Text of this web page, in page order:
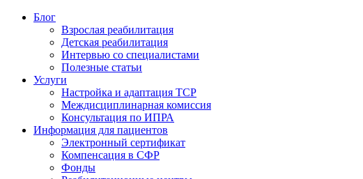
Блог
Взрослая реабилитация
Детская реабилитация
Интервью со специалистами
Полезные статьи
Услуги
Настройка и адаптация ТСР
Междисциплинарная комиссия
Консультация по ИПРА
Информация для пациентов
Электронный сертификат
Компенсация в СФР
Фонды